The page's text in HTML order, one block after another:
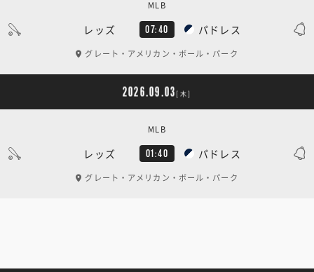
レッズ 07:40 パドレス
MLB
グレート・アメリカン・ボール・パーク
2026.09.03 [木]
レッズ 01:40 パドレス
MLB
グレート・アメリカン・ボール・パーク